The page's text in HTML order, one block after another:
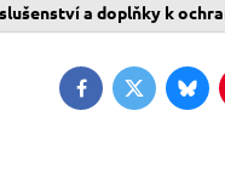
a doplňky k
FacebookTwitter